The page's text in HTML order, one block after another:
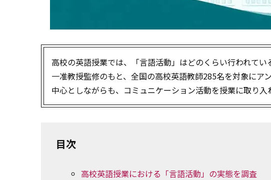
高校の英語授業では、「言語活動」はどのくらい行われて
一准教授監修のもと、全国の高校英語教師285名を対象に
中心としながらも、コミュニケーション活動を授業に取り
目次
高校英語授業における「言語活動」の実態を調査